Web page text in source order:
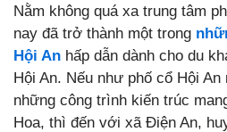
Nằm không quá xa trung tâm
nay đã trở thành một trong
Hội An hấp dẫn dành cho du
Hội An. Nếu như phố cổ Hội
những công trình kiến trúc
Hoa, thì đến với xã Điện An,